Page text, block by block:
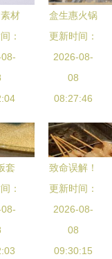
材
松
视
菜
：
盒生惠火锅
食材超市
餐饮新零售
时代的便携
火锅革命
更新时间：
2026-08-
08
08:27:46
套
菜
餐
素
网
：
致命误解！
这些人压根
不适合做餐
饮，你中招
了吗？
更新时间：
2026-08-
08
09:30:15